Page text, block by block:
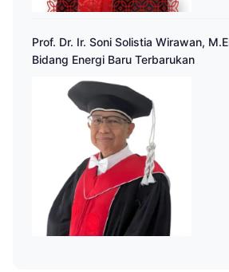
Prof. Dr. Ir. Soni Solistia Wirawan,
Bidang Energi Baru Terbarukan